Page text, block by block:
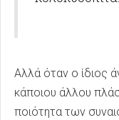
Αλλά όταν ο ίδιος
κάποιου άλλου
ποιότητα των